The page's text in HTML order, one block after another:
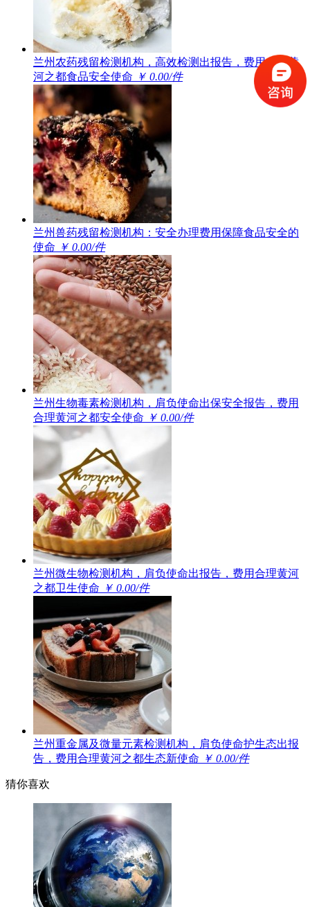
兰州农药残留检测机构，高效检测出报告，费用合理黄
河之都食品安全使命 ￥ 0.00/件
​兰州兽药残留检测机构：安全办理费用保障食品安全的
使命 ￥ 0.00/件
兰州生物毒素检测机构，肩负使命出保安全报告，费用
合理黄河之都安全使命 ￥ 0.00/件
兰州微生物检测机构，肩负使命出报告，费用合理黄河
之都卫生使命 ￥ 0.00/件
兰州重金属及微量元素检测机构，肩负使命护生态出报
告，费用合理黄河之都生态新使命 ￥ 0.00/件
猜你喜欢